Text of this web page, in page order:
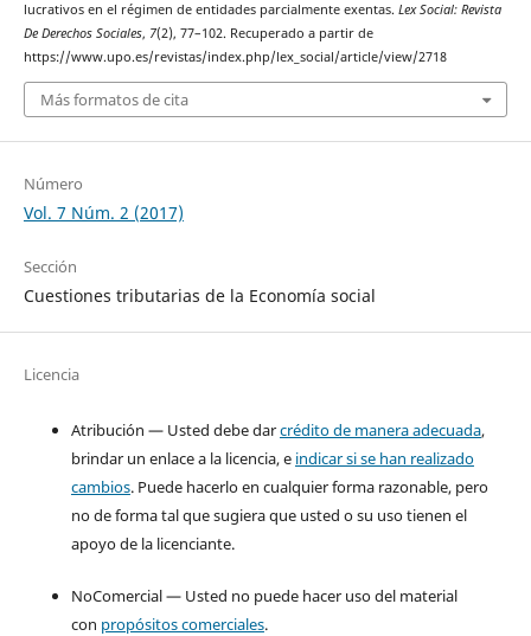
lucrativos en el régimen de entidades parcialmente exentas. Lex Social: Revista
De Derechos Sociales, 7(2), 77–102. Recuperado a partir de
https://www.upo.es/revistas/index.php/lex_social/article/view/2718
Más formatos de cita
Número
Vol. 7 Núm. 2 (2017)
Sección
Cuestiones tributarias de la Economía social
Licencia
Atribución — Usted debe darcrédito de manera adecuada,
brindar un enlace a la licencia, e indicar si se han realizado
cambios. Puede hacerlo en cualquier forma razonable, pero
no de forma tal que sugiera que usted o su uso tienen el
apoyo de la licenciante.
NoComercial — Usted no puede hacer uso del material
con propósitos comerciales.